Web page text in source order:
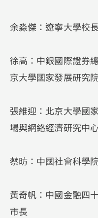
余淼傑：遼寧大學校
徐高：中銀國際證券
京大學國家發展研究
張維迎：北京大學國
場與網絡經濟研究中
蔡昉：中國社會科學
黃奇帆：中國金融四
市長